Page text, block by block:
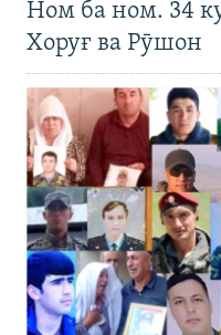
Ном ба ном. 34
Хоруғ ва Рӯшон